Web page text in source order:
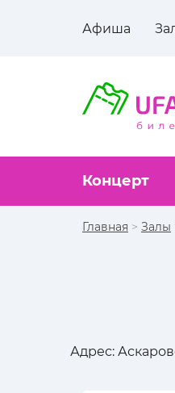
Афиша
Концерт
Главная > Залы
Адрес: